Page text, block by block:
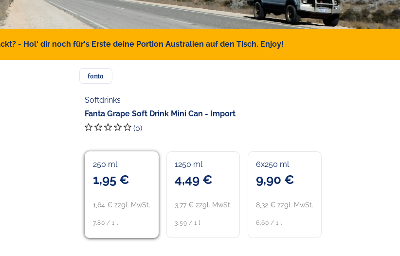
- Hol' dir noch für's Erste deine Portion Australien auf den Tisch. Enjoy!
fanta
Softdrinks
Fanta Grape Soft Drink Mini Can - Import
(0)
250 ml
1,95 €
1,64 € zzgl. MwSt.
7,80 / 1 l
1250 ml
4,49 €
3,77 € zzgl. MwSt.
3,59 / 1 l
6x250 ml
9,90 €
8,32 € zzgl. MwSt.
6,60 / 1 l